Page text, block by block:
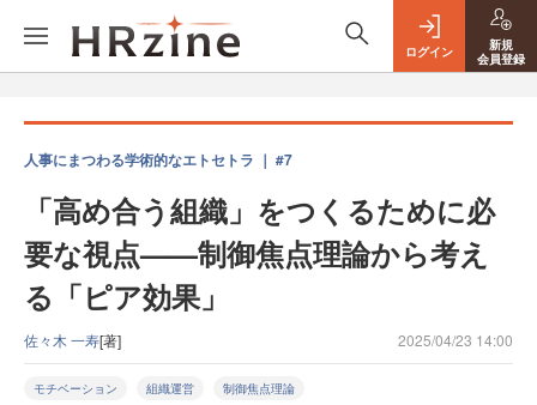
ログイン
新規
会員登録
人事にまつわる学術的なエトセトラ ｜ #7
「高め合う組織」をつくるために必
要な視点——制御焦点理論から考え
る「ピア効果」
佐々木 一寿[著] 2025/04/23 14:00
モチベーション 組織運営 制御焦点理論